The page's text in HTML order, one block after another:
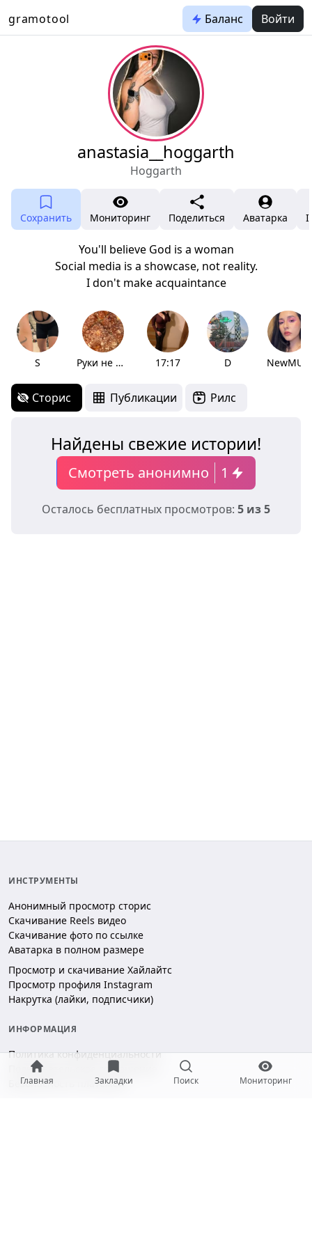
gramotool Баланс Войти
Главная Закладки Поиск Мониторинг
anastasia__hoggarth
Hoggarth
Сохранить Мониторинг Поделиться Аватарка
You'll believe God is a woman
Social media is a showcase, not reality.
I don't make acquaintance
S Руки не из жопы 17:17 D NewMUp
Сторис Публикации Рилс
Найдены свежие истории!
Смотреть анонимно 1
Осталось бесплатных просмотров: 5 из 5
ИНСТРУМЕНТЫ
Анонимный просмотр сторис
Скачивание Reels видео
Скачивание фото по ссылке
Аватарка в полном размере
Просмотр и скачивание Хайлайтс
Просмотр профиля Instagram
Накрутка (лайки, подписчики)
ИНФОРМАЦИЯ
Политика конфиденциальности
Пользовательское соглашение
Безопасность платежей